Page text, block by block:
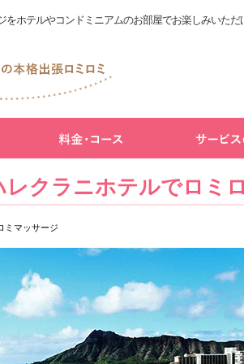
ホテルやコンドミニアムのお部屋でお楽しみいただ
レクラニホテルでロミ
ミマッサージ